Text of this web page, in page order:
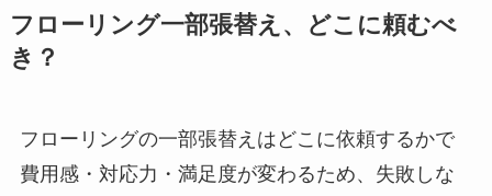
フローリング一部張替え、どこに頼むべ
き？
フローリングの一部張替えはどこに依頼するかで
費用感・対応力・満足度が変わるため、失敗しな